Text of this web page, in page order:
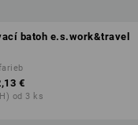
batoh e.s.work&travel
€
od 3 ks